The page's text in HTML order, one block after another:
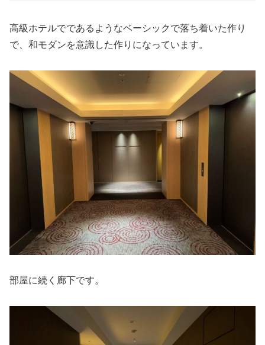
高級ホテルでであるようなベーシックで落ち着いた作り
で、和モダンを意識した作りになっています。
部屋に続く廊下です。